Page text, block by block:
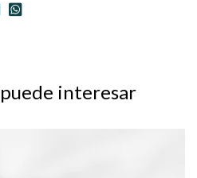
interesar